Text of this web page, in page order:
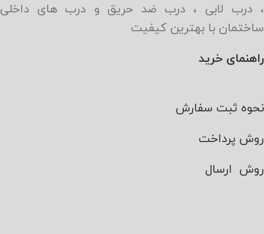
، درب لابی ، درب ضد حریق و درب های داخلی
ساختمان با بهترین کیفیت
راهنمای خرید
نحوه ثبت سفارش
روش پرداخت
روش ارسال